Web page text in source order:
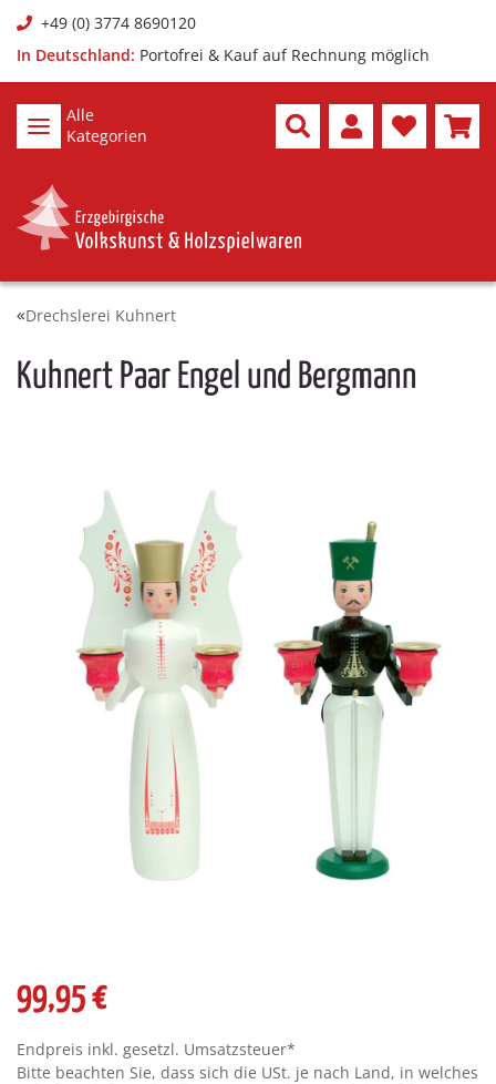
+49 (0) 3774 8690120
In Deutschland: Portofrei & Kauf auf Rechnung möglich
Alle
Kategorien
Drechslerei Kuhnert
Kuhnert Paar Engel und Bergmann
99,95 €
Endpreis inkl. gesetzl. Umsatzsteuer*
Bitte beachten Sie, dass sich die USt. je nach Land, in welches